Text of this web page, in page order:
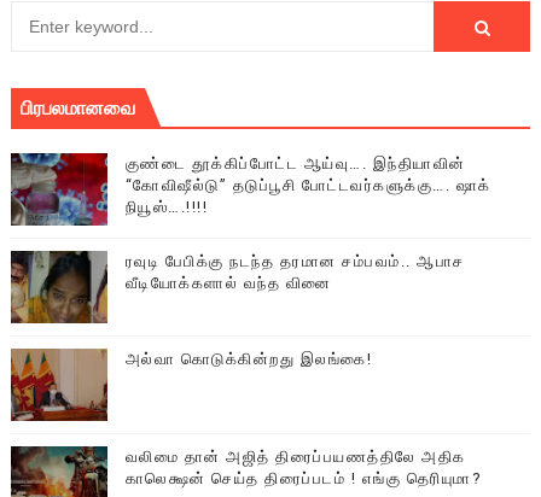
பிரபலமானவை
குண்டை தூக்கிப்போட்ட ஆய்வு…. இந்தியாவின்
“கோவிஷீல்டு” தடுப்பூசி போட்டவர்களுக்கு…. ஷாக்
நியூஸ்….!!!!
ரவுடி பேபிக்கு நடந்த தரமான சம்பவம்.. ஆபாச
வீடியோக்களால் வந்த வினை
அல்வா கொடுக்கின்றது இலங்கை!
வலிமை தான் அஜித் திரைப்பயணத்திலே அதிக
காலெக்ஷன் செய்த திரைப்படம் ! எங்கு தெரியுமா?